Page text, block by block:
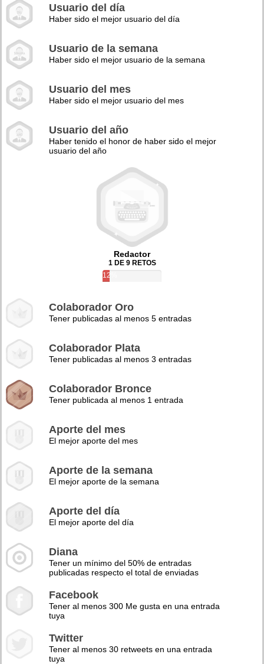
Usuario del día
Haber sido el mejor usuario del día
Usuario de la semana
Haber sido el mejor usuario de la semana
Usuario del mes
Haber sido el mejor usuario del mes
Usuario del año
Haber tenido el honor de haber sido el mejor
usuario del año
Redactor
1 DE 9 RETOS
12%
Colaborador Oro
Tener publicadas al menos 5 entradas
Colaborador Plata
Tener publicadas al menos 3 entradas
Colaborador Bronce
Tener publicada al menos 1 entrada
Aporte del mes
El mejor aporte del mes
Aporte de la semana
El mejor aporte de la semana
Aporte del día
El mejor aporte del día
Diana
Tener un mínimo del 50% de entradas
publicadas respecto el total de enviadas
Facebook
Tener al menos 300 Me gusta en una entrada
tuya
Twitter
Tener al menos 30 retweets en una entrada
tuya